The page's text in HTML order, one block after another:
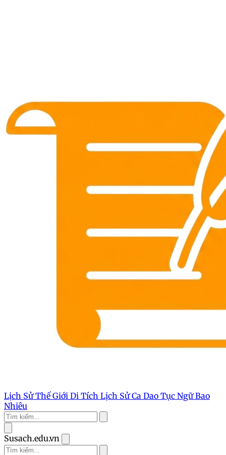
Lịch Sử Thế Giới Di Tích Lịch SửCa Dao Tục NgữBao
Nhiêu
Susach.edu.vn